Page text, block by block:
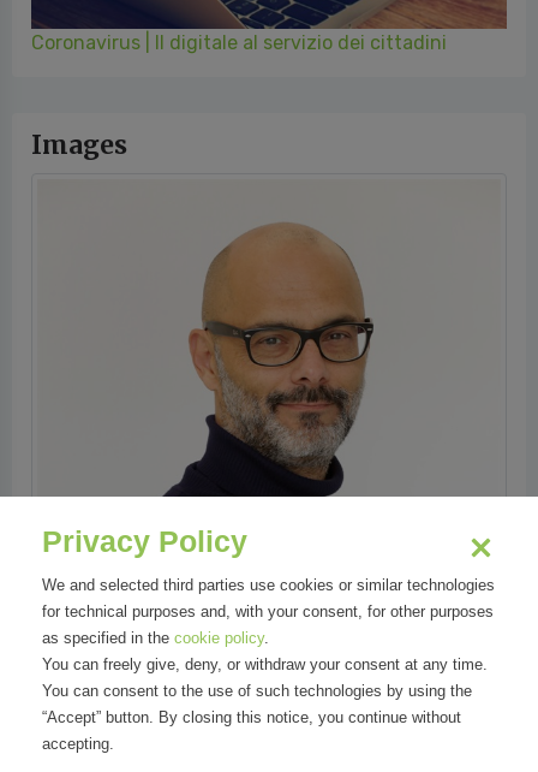
Coronavirus | Il digitale al servizio dei cittadini
Images
Areas
Privacy Policy
We and selected third parties use cookies or similar technologies
for technical purposes and, with your consent, for other purposes
as specified in the cookie policy.
You can freely give, deny, or withdraw your consent at any time.
You can consent to the use of such technologies by using the
“Accept” button. By closing this notice, you continue without
accepting.